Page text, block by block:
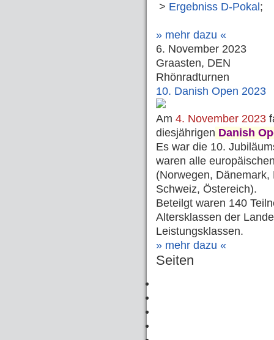
> Ergebniss D-Pokal ;
» mehr dazu «
6. November 2023
Graasten, DEN
Rhönradturnen
10. Danish Open 2023
Am 4. November 2023
diesjährigen Danish
Es war die 10.
waren alle
(Norwegen,
Schweiz, Östereich).
Beteilgt waren 140
Altersklassen der
Leistungsklassen.
» mehr dazu «
Seiten